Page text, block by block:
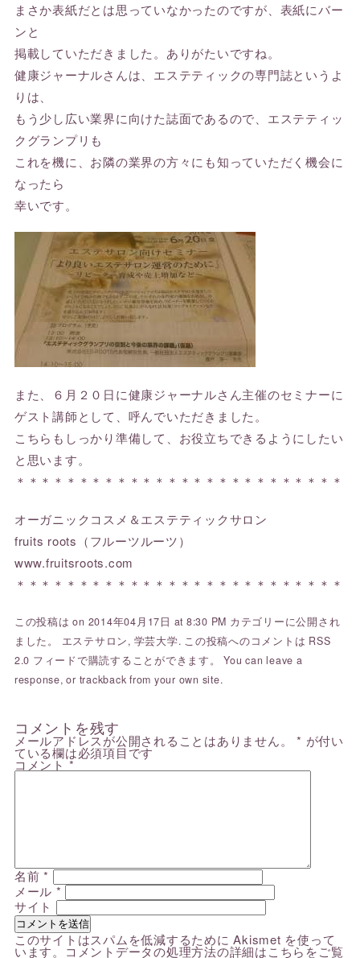
まさか表紙だとは思っていなかったのですが、表紙にバー
ンと
掲載していただきました。ありがたいですね。
健康ジャーナルさんは、エステティックの専門誌というよ
りは、
もう少し広い業界に向けた誌面であるので、エステティッ
クグランプリも
これを機に、お隣の業界の方々にも知っていただく機会に
なったら
幸いです。
また、６月２０日に健康ジャーナルさん主催のセミナーに
ゲスト講師として、呼んでいただきました。
こちらもしっかり準備して、お役立ちできるようにしたい
と思います。
＊＊＊＊＊＊＊＊＊＊＊＊＊＊＊＊＊＊＊＊＊＊＊＊＊＊
オーガニックコスメ＆エステティックサロン
fruits roots（フルーツルーツ）
www.fruitsroots.com
＊＊＊＊＊＊＊＊＊＊＊＊＊＊＊＊＊＊＊＊＊＊＊＊＊＊
この投稿は on 2014年04月17日 at 8:30 PM カテゴリーに公開され
ました。 エステサロン, 学芸大学. この投稿へのコメントは RSS
2.0 フィードで購読することができます。 You canleave a
response, or trackback from your own site.
コメントを残す
メールアドレスが公開されることはありません。 * が付い
ている欄は必須項目です
コメント*
名前*
メール *
サイト
このサイトはスパムを低減するために Akismet を使って
います。 コメントデータの処理方法の詳細はこちらをご覧